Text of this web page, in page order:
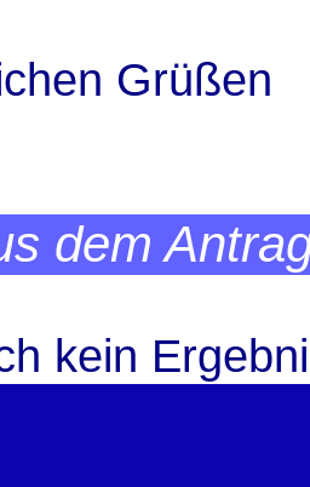
Grüßen
dem
kein